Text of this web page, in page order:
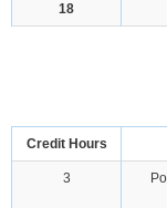
18
Credit Hours
3